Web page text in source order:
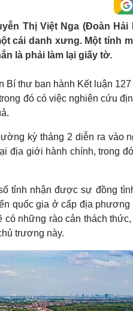
Biển đảo
Quân sự - Quốc phòng
Vũ khí
Phân tích
Nhà đẹp
Blog
Thị Việt Nga (Đoàn
cái danh xưng. Một tỉnh
là phải làm lại giấy tờ.
Bí thư ban hành Kết luận
đó có việc nghiên cứu
kỳ tháng 2 diễn ra vào
địa giới hành chính, trong
tỉnh nhận được sự đồng
quốc gia ở cấp địa
có những rào cản thách
trương này.